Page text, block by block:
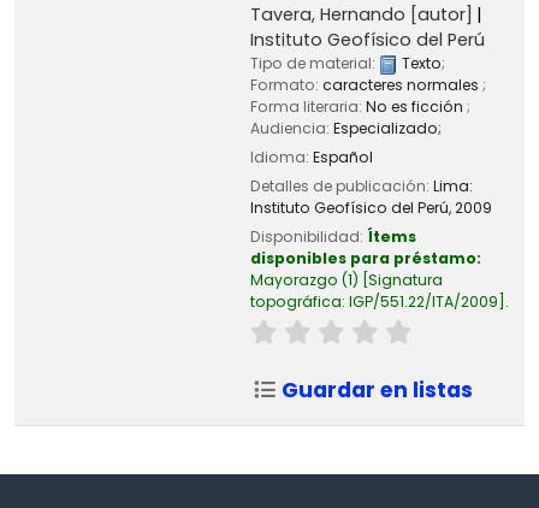
Tavera, Hernando [autor]
Instituto Geofísico del Perú
Tipo de material: Texto;
Formato: caracteres normales ;
Forma literaria: No es ficción ;
Audiencia: Especializado;
Idioma: Español
Detalles de publicación: Lima:
Instituto Geofísico del Perú,2009
Disponibilidad: Ítems
disponibles para préstamo:
Mayorazgo (1) Signatura
topográfica: IGP/551.22/ITA/2009 .
Guardar en listas